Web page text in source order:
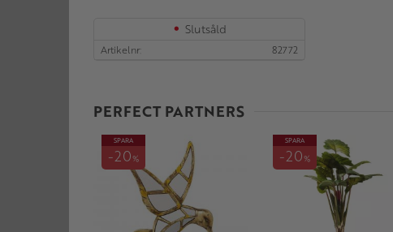
Slutsåld
Artikelnr 82772
PERFECT PARTNERS
SPARA
20%
SPARA
20%